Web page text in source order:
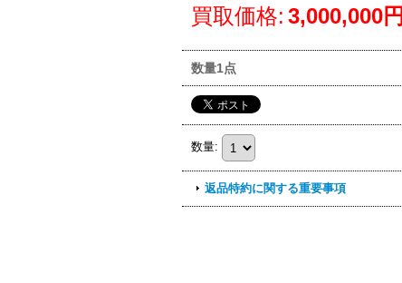
買取価格: 3,000,000円
数量1点
数量:
返品特約に関する重要事項